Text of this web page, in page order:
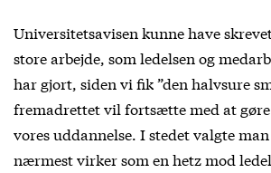
Universitetsavisen kunne have
store arbejde, som ledelsen og
har gjort, siden vi fik ”den halvsure
fremadrettet vil fortsætte med at
vores uddannelse. I stedet valgte
nærmest virker som en hetz mod